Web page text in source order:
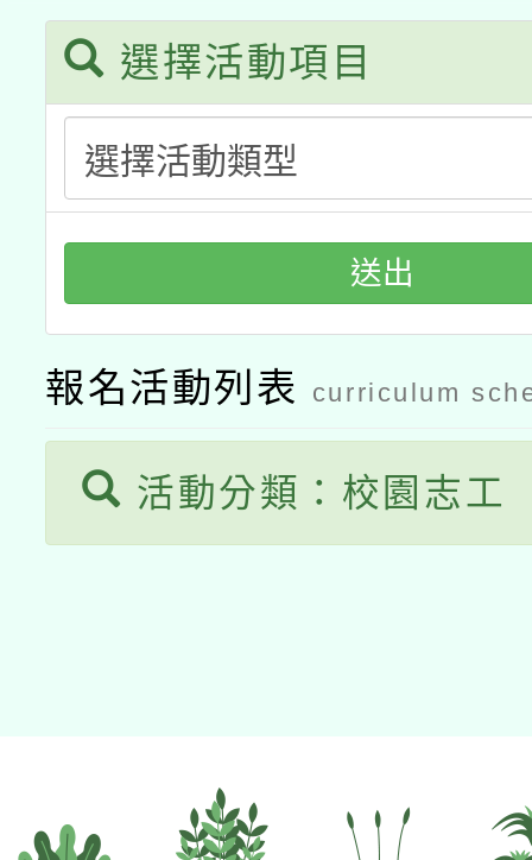
薪期間赴陸應申請許可
轉知經濟部水利署委託
業技術研究院辦理「
用水績優單位及節水達
動」
115年8月22日(星期六
桃園市孔廟祈福系列
開 智慧啟航」
2026年桃園地景藝術
選擇活動項目
送出
報名活動列表 curriculum
活動分類：校園志工